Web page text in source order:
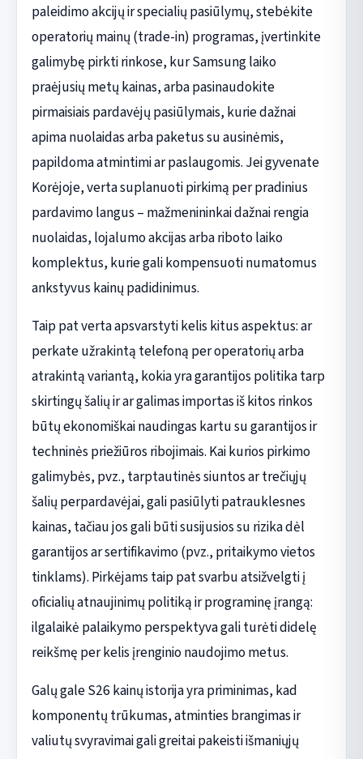
paleidimo akcijų ir specialių pasiūlymų, stebėkite
operatorių mainų (trade-in) programas, įvertinkite
galimybę pirkti rinkose, kur Samsung laiko
praėjusių metų kainas, arba pasinaudokite
pirmaisiais pardavėjų pasiūlymais, kurie dažnai
apima nuolaidas arba paketus su ausinėmis,
papildoma atmintimi ar paslaugomis. Jei gyvenate
Korėjoje, verta suplanuoti pirkimą per pradinius
pardavimo langus – mažmenininkai dažnai rengia
nuolaidas, lojalumo akcijas arba riboto laiko
komplektus, kurie gali kompensuoti numatomus
ankstyvus kainų padidinimus.
Taip pat verta apsvarstyti kelis kitus aspektus: ar
perkate užrakintą telefoną per operatorių arba
atrakintą variantą, kokia yra garantijos politika tarp
skirtingų šalių ir ar galimas importas iš kitos rinkos
būtų ekonomiškai naudingas kartu su garantijos ir
techninės priežiūros ribojimais. Kai kurios pirkimo
galimybės, pvz., tarptautinės siuntos ar trečiųjų
šalių perpardavėjai, gali pasiūlyti patrauklesnes
kainas, tačiau jos gali būti susijusios su rizika dėl
garantijos ar sertifikavimo (pvz., pritaikymo vietos
tinklams). Pirkėjams taip pat svarbu atsižvelgti į
oficialių atnaujinimų politiką ir programinę įrangą:
ilgalaikė palaikymo perspektyva gali turėti didelę
reikšmę per kelis įrenginio naudojimo metus.
Galų gale S26 kainų istorija yra priminimas, kad
komponentų trūkumas, atminties brangimas ir
valiutų svyravimai gali greitai pakeisti išmaniųjų